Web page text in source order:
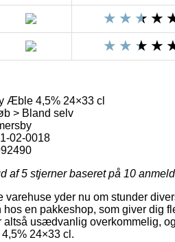
Æble 4,5% 24×33 cl
> Bland selv
02-0018
af 5 stjerner baseret på 10
varehuse yder nu om stunder
hos en pakkeshop, som giver dig
altså usædvanlig overkommelig,
24×33 cl.